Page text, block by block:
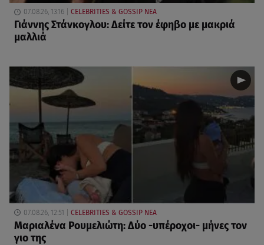
07.08.26, 13:16 CELEBRITIES & GOSSIP ΝΕΑ
Γιάννης Στάνκογλου: Δείτε τον έφηβο με μακριά
μαλλιά
07.08.26, 12:51 CELEBRITIES & GOSSIP ΝΕΑ
Μαριαλένα Ρουμελιώτη: Δύο -υπέροχοι- μήνες τον
γιο της